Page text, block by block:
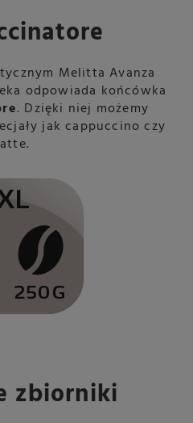
Melitta Avanza
odpowiada końcówka
. Dzięki niej możemy
jak cappuccino czy
zbiorniki